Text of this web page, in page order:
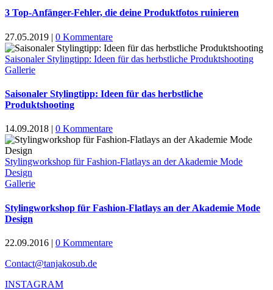
3 Top-Anfänger-Fehler, die deine Produktfotos ruinieren
27.05.2019 | 0 Kommentare
Saisonaler Stylingtipp: Ideen für das herbstliche Produktshooting
Gallerie
Saisonaler Stylingtipp: Ideen für das herbstliche
Produktshooting
14.09.2018 | 0 Kommentare
Stylingworkshop für Fashion-Flatlays an der Akademie Mode
Design
Gallerie
Stylingworkshop für Fashion-Flatlays an der Akademie Mode
Design
22.09.2016 | 0 Kommentare
Contact@tanjakosub.de
INSTAGRAM